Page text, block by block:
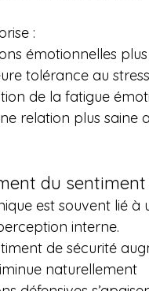
:
émotionnelles
tolérance au stress
de la fatigue
relation plus saine
du
est souvent lié
interne.
de sécurité
naturellement